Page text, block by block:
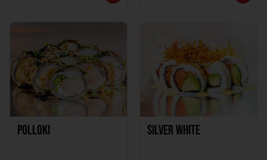
Polloki SILVER WHITE